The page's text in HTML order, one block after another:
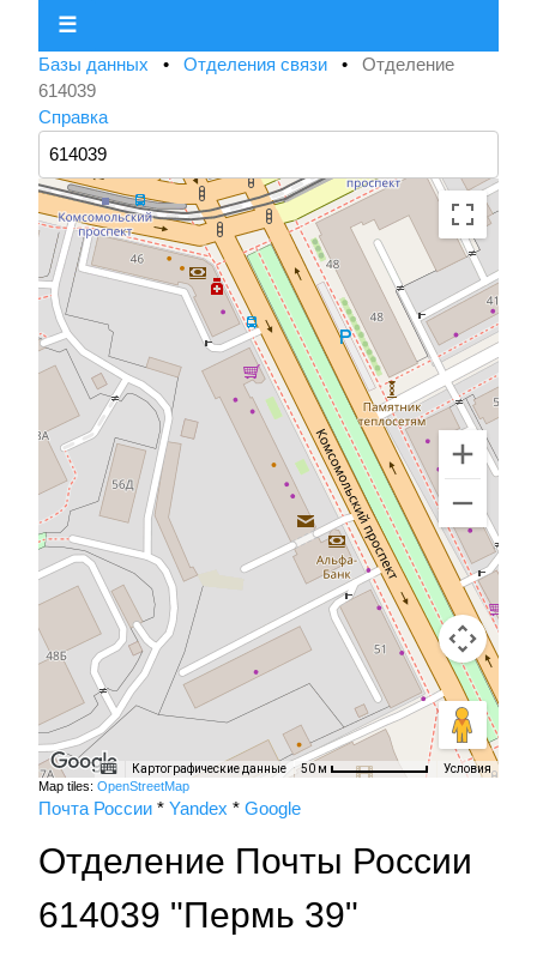
☰
Базы данных • Отделения связи • Отделение
614039
Справка
Картографические данные 50 м Условия
Map tiles: OpenStreetMap
Почта России * Yandex * Google
Отделение Почты России
614039 "Пермь 39"